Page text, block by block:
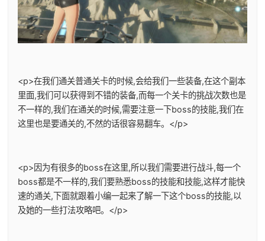
<p>在我们通关普通关卡的时候,会给我们一些装备,在这个副本
里面,我们可以获得到不错的装备,而每一个关卡的挑战次数也是
不一样的,我们在通关的时候,需要注意一下boss的技能,我们在
这里也是要通关的,不然的话很容易翻车。</p>
<p>因为有很多的boss在这里,所以我们需要进行战斗,每一个
boss都是不一样的,我们要熟悉boss的技能和技能,这样才能快
速的通关,下面就跟着小编一起来了解一下这个boss的技能,以
及她的一些打法攻略吧。</p>